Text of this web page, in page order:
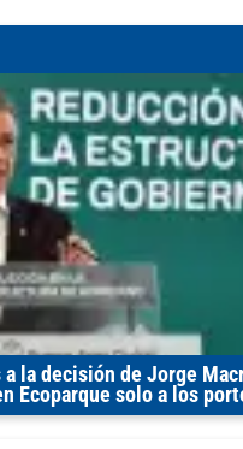
a la decisión de Jorge
Ecoparque solo a los